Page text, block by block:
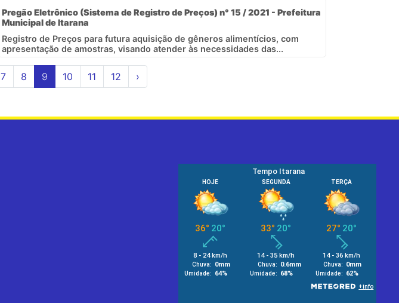
Pregão Eletrônico (Sistema de Registro de Preços) n° 15 / 2021 - Prefeitura
Municipal de Itarana
Registro de Preços para futura aquisição de gêneros alimentícios, com
apresentação de amostras, visando atender às necessidades das...
7 8 9 10 11 12 ›